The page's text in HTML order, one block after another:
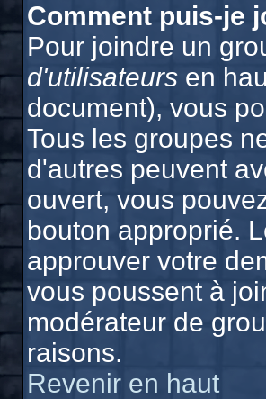
Comment puis-je
Pour joindre un
d'utilisateursen
document), vous
Tous les groupes
d'autres peuvent
ouvert, vous
bouton approprié.
approuver votre
vous poussent à
modérateur de
raisons.
Revenir en haut